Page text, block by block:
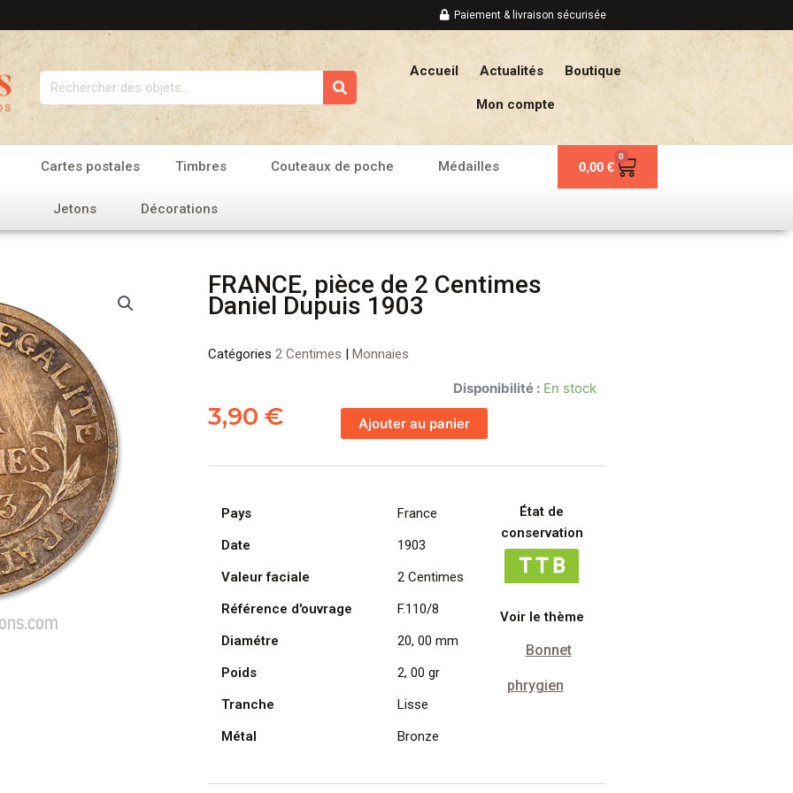
Paiement & livraison sécurisée
Rechercher
Accueil Actualités Boutique
Mon compte
Cartes postales Timbres Couteaux de poche Médailles
Jetons Décorations
0,00 €
0
Panier
FRANCE, pièce de 2 Centimes
Daniel Dupuis 1903
Catégories 2 Centimes | Monnaies
3,90 €
Disponibilité : En stock
de
FRANCE,
de
Ajouter au panier
Pays
France
Date
1903
Valeur faciale
2 Centimes
Référence d'ouvrage
F.110/8
Diamétre
20, 00 mm
Poids
2, 00 gr
Tranche
Lisse
Métal
Bronze
État de
conservation
Voir le thème
Bonnet
phrygien